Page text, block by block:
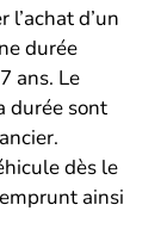
d’un
durée
ans. Le
durée sont
dès le
ainsi